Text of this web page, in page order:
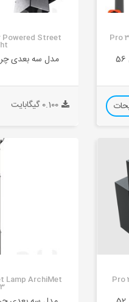
Pro
Powered Street
مدل سه بعدی
0.100 گیگابایت
Pro
Lamp ArchiMet